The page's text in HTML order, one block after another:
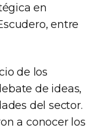
en
entre
de los
de ideas,
del sector.
a conocer los